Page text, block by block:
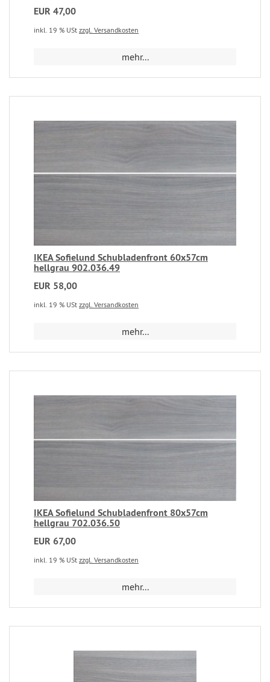
EUR 47,00
inkl. 19 % USt zzgl. Versandkosten
mehr...
IKEA Sofielund Schubladenfront 60x57cm
hellgrau 902.036.49
EUR 58,00
inkl. 19 % USt zzgl. Versandkosten
mehr...
IKEA Sofielund Schubladenfront 80x57cm
hellgrau 702.036.50
EUR 67,00
inkl. 19 % USt zzgl. Versandkosten
mehr...